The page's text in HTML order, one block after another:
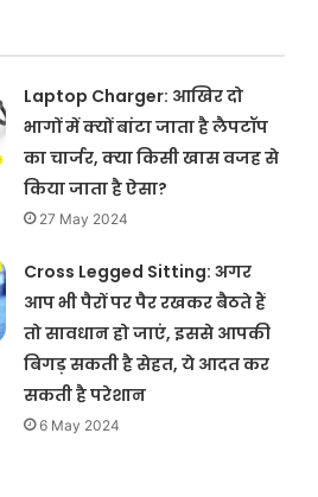
Laptop Charger: आखिर दो
भागों में क्यों बांटा जाता है लैपटॉप
का चार्जर, क्या किसी खास वजह से
किया जाता है ऐसा?
27 May 2024
Cross Legged Sitting: अगर
आप भी पैरों पर पैर रखकर बैठते हैं
तो सावधान हो जाएं, इससे आपकी
बिगड़ सकती है सेहत, ये आदत कर
सकती है परेशान
6 May 2024